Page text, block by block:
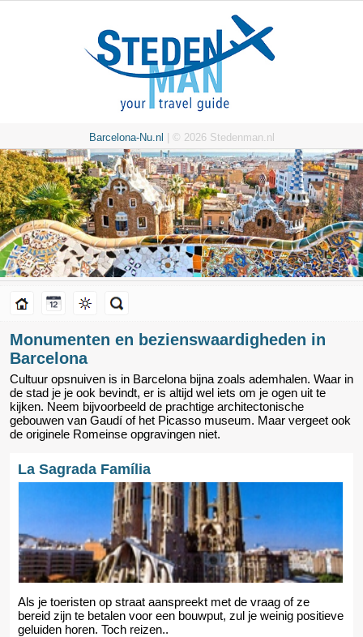
Barcelona-Nu.nl | © 2026 Stedenman.nl
Monumenten en bezienswaardigheden in
Barcelona
Cultuur opsnuiven is in Barcelona bijna zoals ademhalen. Waar in
de stad je je ook bevindt, er is altijd wel iets om je ogen uit te
kijken. Neem bijvoorbeeld de prachtige architectonische
gebouwen van Gaudí of het Picasso museum. Maar vergeet ook
de originele Romeinse opgravingen niet.
La Sagrada Família
Als je toeristen op straat aanspreekt met de vraag of ze
bereid zijn te betalen voor een bouwput, zul je weinig positieve
geluiden horen. Toch reizen..